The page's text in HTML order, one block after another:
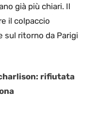
già più chiari. Il
il colpaccio
sul ritorno da Parigi
rifiutata